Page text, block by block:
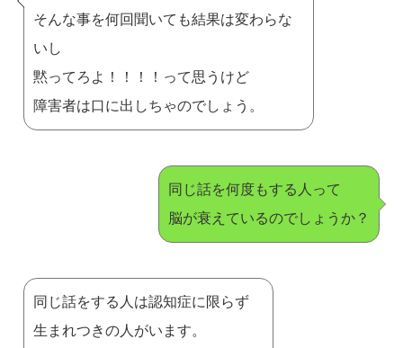
そんな事を何回聞いても結果は変わらな
いし
黙ってろよ！！！！って思うけど
障害者は口に出しちゃのでしょう。
同じ話を何度もする人って
脳が衰えているのでしょうか？
同じ話をする人は認知症に限らず
生まれつきの人がいます。